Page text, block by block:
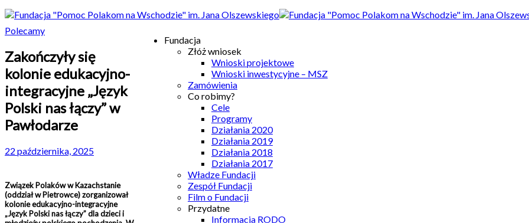
Fundacja
Złóż wniosek
Wnioski projektowe
Wnioski inwestycyjne – MSZ
Zamówienia
Co robimy?
Cele
Programy
Działania 2020
Działania 2019
Działania 2018
Działania 2017
Władze Fundacji
Zespół Fundacji
Film o Fundacji
Przydatne
Informacja RODO
Polecamy
Zakończyły się
kolonie edukacyjno-
integracyjne „Język
Polski nas łączy” w
Pawłodarze
22 października, 2025
Związek Polaków w Kazachstanie
(oddział w Pietrowce) zorganizował
kolonie edukacyjno-integracyjne
„Język Polski nas łączy” dla dzieci i